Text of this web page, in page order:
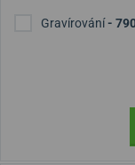
Gravírování-